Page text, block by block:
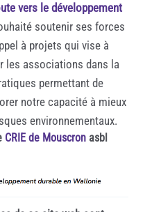
vers le développement
soutenir ses forces
à projets qui vise à
les associations dans la
permettant de
notre capacité à mieux
environnementaux.
CRIE de Mouscronasbl